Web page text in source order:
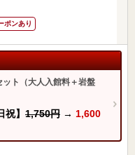
ポンあり
ット（大人入館料＋岩盤
】 1,750円 → 1,600